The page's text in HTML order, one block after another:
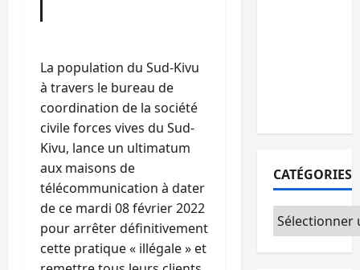
La population du Sud-Kivu
à travers le bureau de
coordination de la société
civile forces vives du Sud-
Kivu, lance un ultimatum
aux maisons de
télécommunication à dater
de ce mardi 08 février 2022
pour arrêter définitivement
cette pratique « illégale » et
CATÉGORIES
Catégories